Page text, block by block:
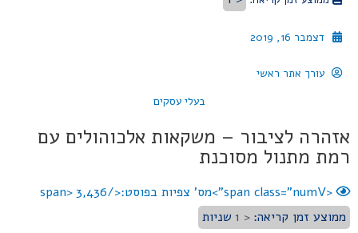
דצמבר 16, 2019
עורך אתר ראשי
בעלי עסקים
אזהרה לציבור – משקאות אלכוהולים עם
רמת מתנול מסוכנת
<span class="numV">מס' צפיות בפוסט:</span>
3,436
ממוצע זמן קריאה: < 1 שניות